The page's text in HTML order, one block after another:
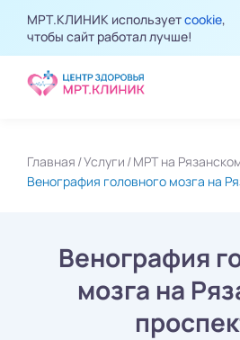
МРТ.КЛИНИК используетcookie,
чтобы сайт работал лучше!
Главная Услуги МРТ на
Венография головного мозга на
Венография
мозга на